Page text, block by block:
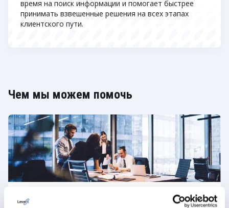
время на поиск информации и помогает быстрее
принимать взвешенные решения на всех этапах
клиентского пути.
Чем мы можем помочь
Стратегия и оценка CX AI